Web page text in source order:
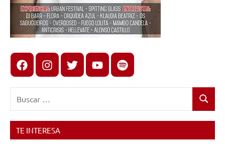
FacebookInstagram
X youtubespotify
Buscar
TE INTERESA